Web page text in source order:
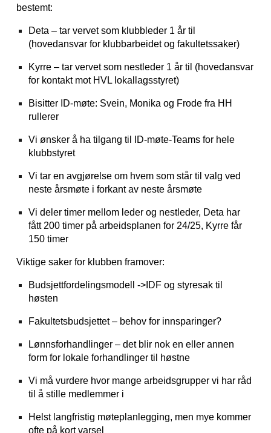
bestemt:
Deta – tar vervet som klubbleder 1 år til
(hovedansvar for klubbarbeidet og fakultetssaker)
Kyrre – tar vervet som nestleder 1 år til (hovedansvar
for kontakt mot HVL lokallagsstyret)
Bisitter ID-møte: Svein, Monika og Frode fra HH
rullerer
Vi ønsker å ha tilgang til ID-møte-Teams for hele
klubbstyret
Vi tar en avgjørelse om hvem som står til valg ved
neste årsmøte i forkant av neste årsmøte
Vi deler timer mellom leder og nestleder, Deta har
fått 200 timer på arbeidsplanen for 24/25, Kyrre får
150 timer
Viktige saker for klubben framover:
Budsjettfordelingsmodell ->IDF og styresak til
høsten
Fakultetsbudsjettet – behov for innsparinger?
Lønnsforhandlinger – det blir nok en eller annen
form for lokale forhandlinger til høstne
Vi må vurdere hvor mange arbeidsgrupper vi har råd
til å stille medlemmer i
Helst langfristig møteplanlegging, men mye kommer
ofte på kort varsel